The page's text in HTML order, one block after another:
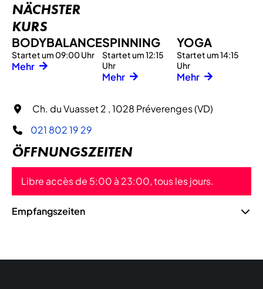
NÄCHSTER
KURS
BODYBALANCE
Startet um 09:00 Uhr
Mehr
SPINNING
Startet um 12:15
Uhr
Mehr
YOGA
Startet um 14:15
Uhr
Mehr
Ch. du Vuasset 2 , 1028 Préverenges (VD)
021 802 19 29
ÖFFNUNGSZEITEN
Libre accès de 5:00 à 23:00, tous les jours.
Empfangszeiten